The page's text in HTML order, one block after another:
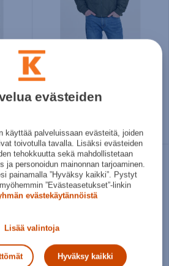
Weather Report
35,96€
Norm. hinta:89,90€
evästeiden
käyttää palveluissaan evästeitä, joiden
toivotulla tavalla. Lisäksi evästeiden
tehokkuutta sekä mahdollistetaan
ja personoidun mainonnan tarjoaminen.
painamalla ”Hyväksy kaikki”. Pystyt
”Evästeasetukset”-linkin
evästekäytännöistä
Lisää valintoja
Hyväksy kaikki